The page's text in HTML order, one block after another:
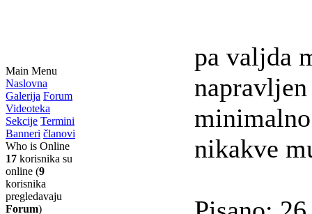
Main Menu
Naslovna
Galerija Forum
Videoteka
Sekcije Termini
Banneri članovi
Who is Online
17 korisnika su
online (9
korisnika
pregledavaju
Forum)
pa valjda
nikakve